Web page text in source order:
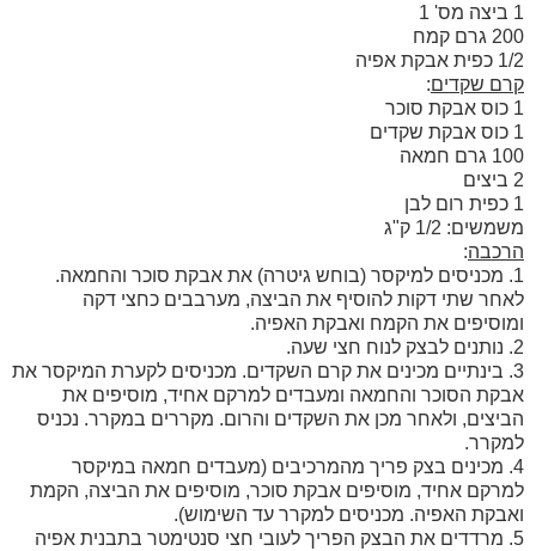
1 ביצה מס' 1
200 גרם קמח
1/2 כפית אבקת אפיה
קרם שקדים:
1 כוס אבקת סוכר
1 כוס אבקת שקדים
100 גרם חמאה
2 ביצים
1 כפית רום לבן
משמשים:
הרכבה:
1. מכניסים למיקסר (בוחש גיטרה) את אבקת סוכר והחמאה.
לאחר שתי דקות להוסיף את הביצה, מערבבים כחצי דקה
ומוסיפים את הקמח ואבקת האפיה.
2. נותנים לבצק לנוח חצי שעה.
3. בינתיים מכינים את קרם השקדים. מכניסים לקערת המיקסר את
אבקת הסוכר והחמאה ומעבדים למרקם אחיד, מוסיפים את
הביצים, ולאחר מכן את השקדים והרום. מקררים במקרר. נכניס
למקרר.
4. מכינים בצק פריך מהמרכיבים (מעבדים חמאה במיקסר
למרקם אחיד, מוסיפים אבקת סוכר, מוסיפים את הביצה, הקמת
ואבקת האפיה. מכניסים למקרר עד השימוש).
5. מרדדים את הבצק הפריך לעובי חצי סנטימטר בתבנית אפיה